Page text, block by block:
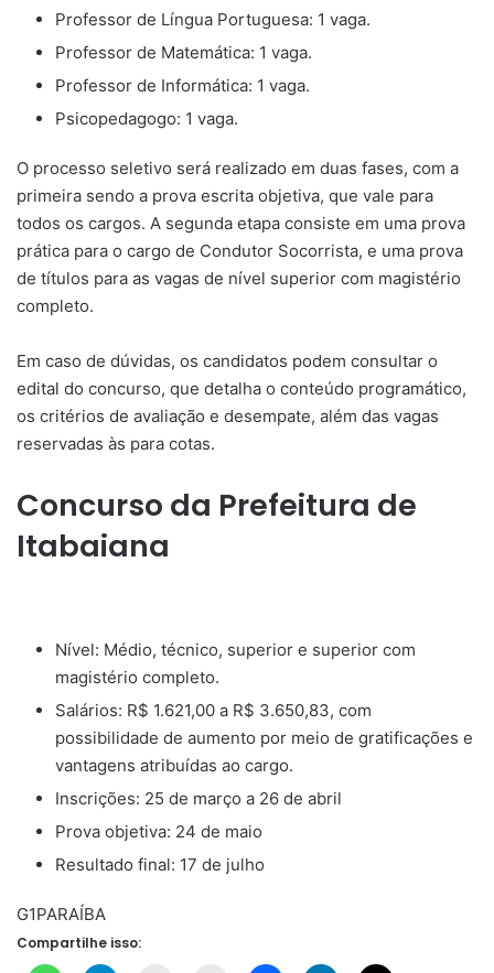
Professor de Língua Portuguesa: 1 vaga.
Professor de Matemática: 1 vaga.
Professor de Informática: 1 vaga.
Psicopedagogo: 1 vaga.
O processo seletivo será realizado em duas fases, com a
primeira sendo a prova escrita objetiva, que vale para
todos os cargos. A segunda etapa consiste em uma prova
prática para o cargo de Condutor Socorrista, e uma prova
de títulos para as vagas de nível superior com magistério
completo.
Em caso de dúvidas, os candidatos podem consultar o
edital do concurso, que detalha o conteúdo programático,
os critérios de avaliação e desempate, além das vagas
reservadas às para cotas.
Concurso da Prefeitura de
Itabaiana
Nível: Médio, técnico, superior e superior com
magistério completo.
Salários: R$ 1.621,00 a R$ 3.650,83, com
possibilidade de aumento por meio de gratificações e
vantagens atribuídas ao cargo.
Inscrições: 25 de março a 26 de abril
Prova objetiva: 24 de maio
Resultado final: 17 de julho
G1PARAÍBA
Compartilhe isso: